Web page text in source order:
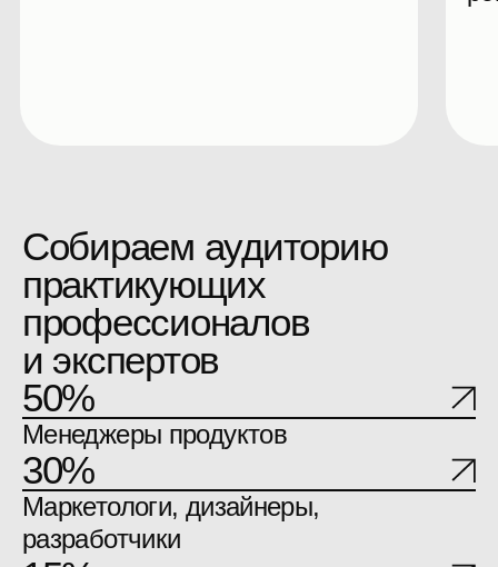
и нетворкинге
10−11 сентября 2026,
Москва
Онлайн-доступ к докладам
30+ часов контента
с 1 компьютера
Видеозаписи докладов
и мастер-классов